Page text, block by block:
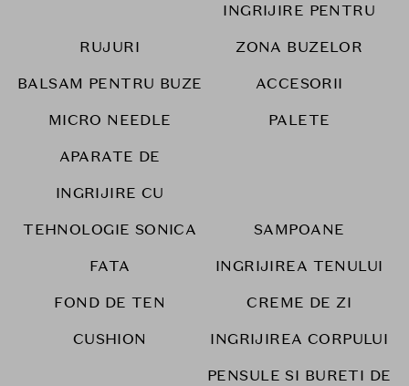
RUJURI
INGRIJIRE PENTRU
ZONA BUZELOR
BALSAM PENTRU BUZE
ACCESORII
MICRO NEEDLE
PALETE
APARATE DE
INGRIJIRE CU
TEHNOLOGIE SONICA
SAMPOANE
FATA
INGRIJIREA TENULUI
FOND DE TEN
CREME DE ZI
CUSHION
INGRIJIREA CORPULUI
PENSULE SI BURETI DE